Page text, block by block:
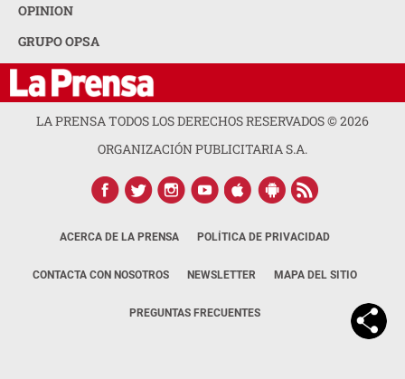
OPINION
GRUPO OPSA
LA PRENSA TODOS LOS DERECHOS RESERVADOS ©2026
ORGANIZACIÓN PUBLICITARIA S.A.
ACERCA DE LA PRENSA POLÍTICA DE PRIVACIDAD
CONTACTA CON NOSOTROS NEWSLETTER MAPA DEL SITIO
PREGUNTAS FRECUENTES